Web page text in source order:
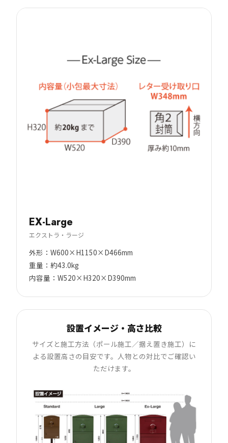
EX-Large
エクストラ・ラージ
外形：W600×H1150×D466mm
重量：約43.0kg
内容量：W520×H320×D390mm
設置イメージ・高さ比較
サイズと施工方法（ポール施工／据え置き施工）に
よる設置高さの目安です。人物との対比でご確認い
ただけます。